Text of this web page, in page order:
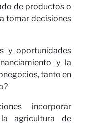
de productos o
tomar decisiones
y oportunidades
y la
tanto en
incorporar
agricultura de